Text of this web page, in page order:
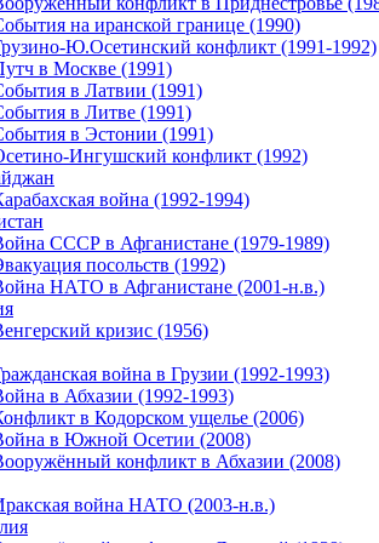
на иранской границе (1990)
Ю.Осетинский конфликт (1991-1992)
в Москве (1991)
в Латвии (1991)
в Литве (1991)
в Эстонии (1991)
Ингушский конфликт (1992)
война (1992-1994)
СССР в Афганистане (1979-1989)
посольств (1992)
НАТО в Афганистане (2001-н.в.)
кризис (1956)
война в Грузии (1992-1993)
в Абхазии (1992-1993)
в Кодорском ущелье (2006)
в Южной Осетии (2008)
конфликт в Абхазии (2008)
война НАТО (2003-н.в.)